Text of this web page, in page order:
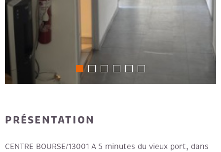
PRÉSENTATION
CENTRE BOURSE/13001 A 5 minutes du vieux port, dans